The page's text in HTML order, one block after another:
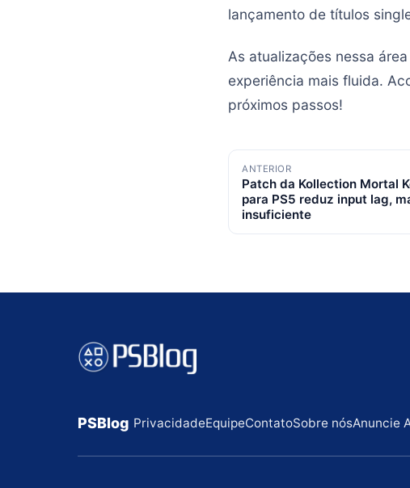
lançamento de títulos
As atualizações nessa
experiência mais fluida.
próximos passos!
Navegação
de
posts
ANTERIOR
Patch da Kollection Mortal
para PS5 reduz input lag,
insuficiente
PSBlog PrivacidadeEquipeContatoSobre nósAnuncie